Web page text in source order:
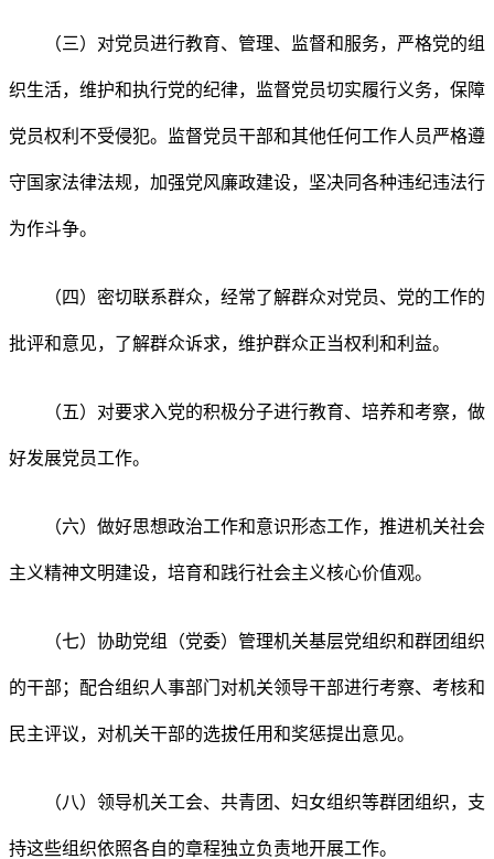
（三）对党员进行教育、管理、监督和服务，严格党的组
织生活，维护和执行党的纪律，监督党员切实履行义务，保障
党员权利不受侵犯。监督党员干部和其他任何工作人员严格遵
守国家法律法规，加强党风廉政建设，坚决同各种违纪违法行
为作斗争。
（四）密切联系群众，经常了解群众对党员、党的工作的
批评和意见，了解群众诉求，维护群众正当权利和利益。
（五）对要求入党的积极分子进行教育、培养和考察，做
好发展党员工作。
（六）做好思想政治工作和意识形态工作，推进机关社会
主义精神文明建设，培育和践行社会主义核心价值观。
（七）协助党组（党委）管理机关基层党组织和群团组织
的干部；配合组织人事部门对机关领导干部进行考察、考核和
民主评议，对机关干部的选拔任用和奖惩提出意见。
（八）领导机关工会、共青团、妇女组织等群团组织，支
持这些组织依照各自的章程独立负责地开展工作。